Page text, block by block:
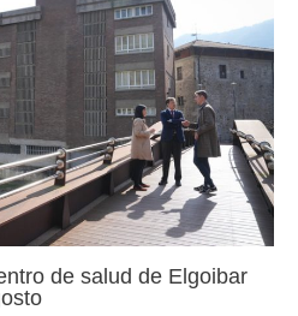
de salud de Elgoibar